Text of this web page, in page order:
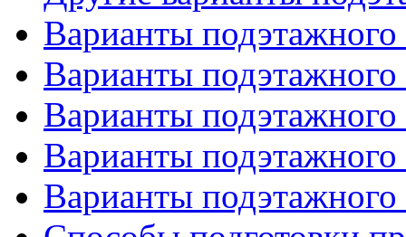
Варианты
Варианты
Варианты
Варианты
Варианты